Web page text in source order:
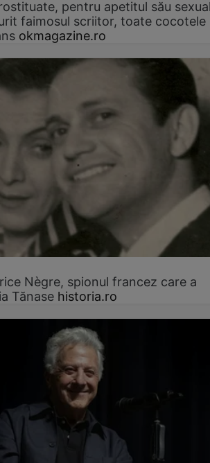
pentru apetitul său
faimosul scriitor, toate cocotele
okmagazine.ro
Nègre, spionul francez care a
Tănase historia.ro